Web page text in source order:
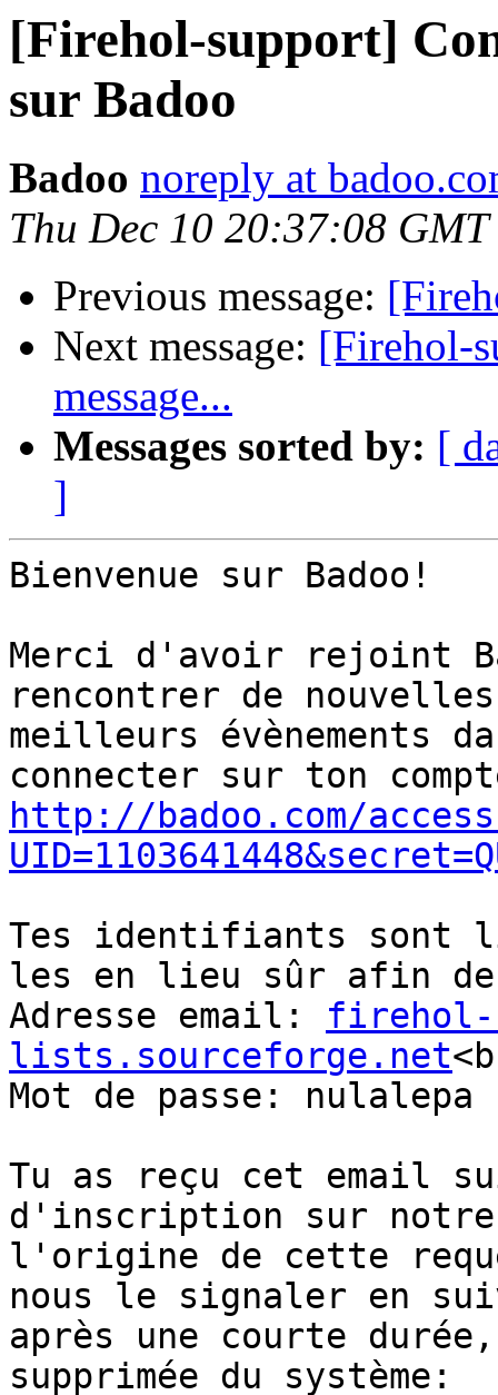
[Firehol-support]
sur Badoo
Badoo noreply at
Thu Dec 10 20:37:08
Previous message:
Next message: [Firehol-
message...
Messages sorted by: [
]
Bienvenue sur Badoo!
Merci d'avoir rejoint
rencontrer de
meilleurs évènements
http://badoo.com/
Tes identifiants sont
les en lieu sûr afin
Adresse email: firehol-
lists.sourceforge.net
Mot de passe: nulalepa
Tu as reçu cet email
d'inscription sur
l'origine de cette
nous le signaler en
après une courte